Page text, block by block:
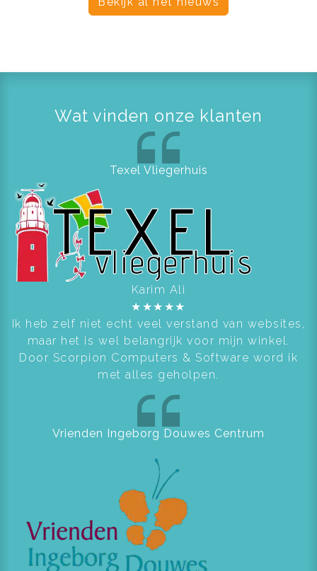
Wat vinden onze klanten
Texel Vliegerhuis
Karim Ali
★ ★★ ★★
Ik heb zelf niet echt veel verstand van websites,
maar het is wel belangrijk voor mijn winkel.
Door Scorpion Computers & Software word ik
met alles geholpen.
Vrienden Ingeborg Douwes Centrum